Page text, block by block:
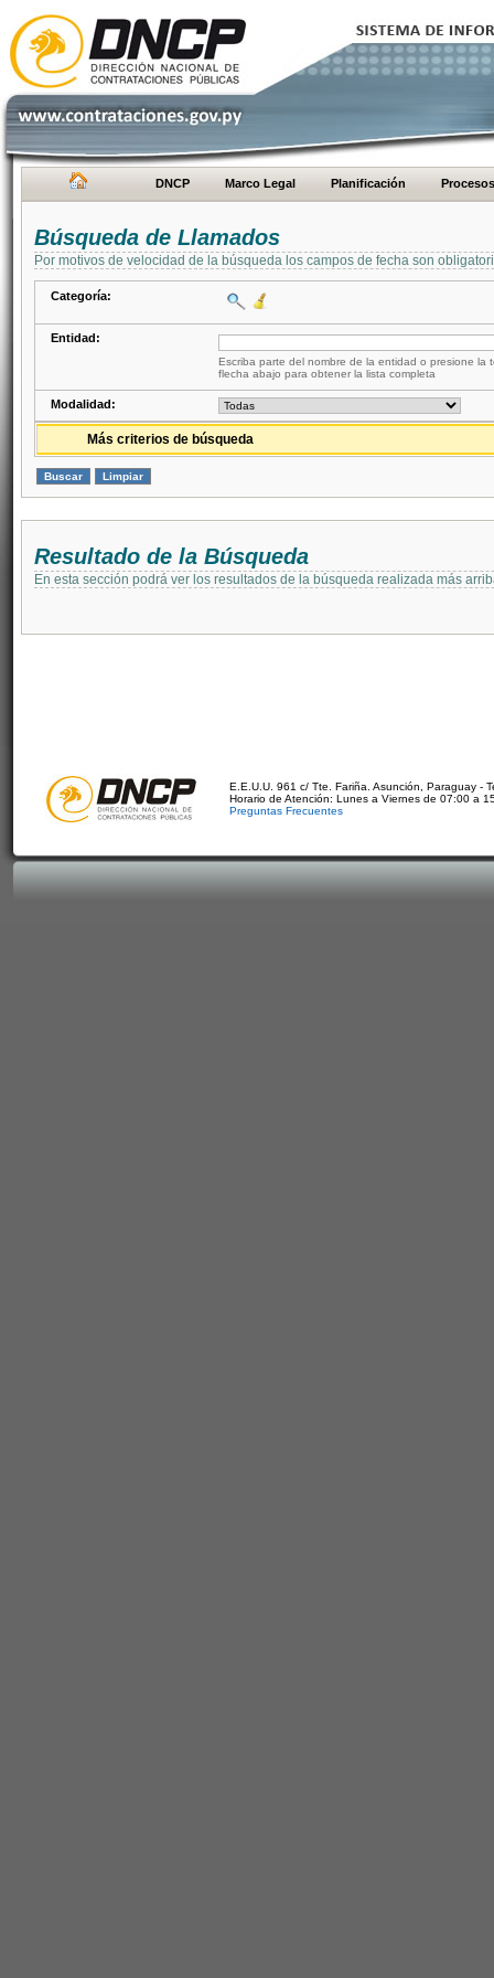
DNCP Marco Legal Planificación Procesos
Búsqueda de Llamados
Por motivos de velocidad de la búsqueda los campos de fecha son
Categoría:
Entidad:
Escriba parte del nombre de la entidad o presione la
flecha abajo para obtener la lista completa
Modalidad:
Más criterios de búsqueda
Resultado de la Búsqueda
En esta sección podrá ver los resultados de la búsqueda realizada más
E.E.U.U. 961 c/ Tte. Fariña. Asunción, Paraguay -
Horario de Atención: Lunes a Viernes de 07:00 a
Preguntas Frecuentes